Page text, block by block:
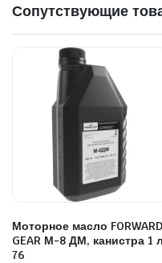
Сопутствующие
Моторное масло FORWARD
GEAR М-8 ДМ, канистра 1 л
76